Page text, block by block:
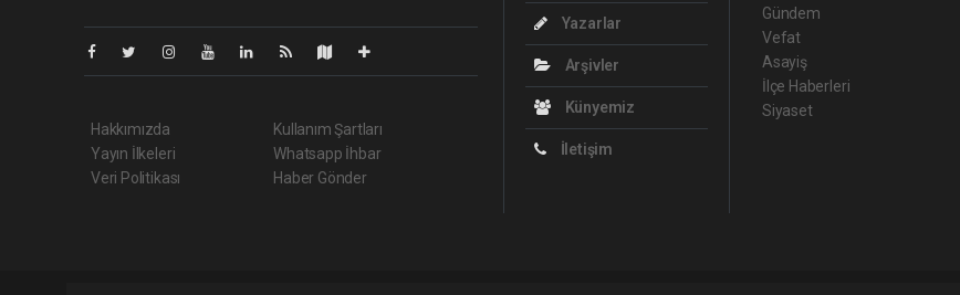
Hakkımızda
Yayın İlkeleri
Veri Politikası
Kullanım Şartları
Whatsapp İhbar
Haber Gönder
Yazarlar
Arşivler
Künyemiz
İletişim
Gündem
Vefat
Asayiş
İlçe Haberleri
Siyaset